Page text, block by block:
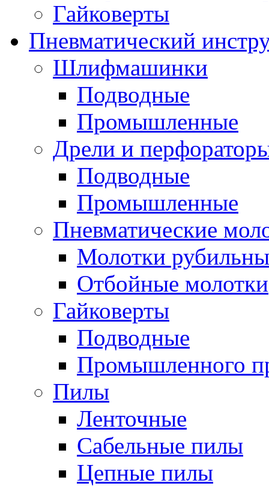
Гайковерты
Пневматический
Шлифмашинки
Подводные
Промышленные
Дрели и
Подводные
Промышленные
Пневматические
Молотки
Отбойные молотки
Гайковерты
Подводные
Промышленного
Пилы
Ленточные
Сабельные пилы
Цепные пилы